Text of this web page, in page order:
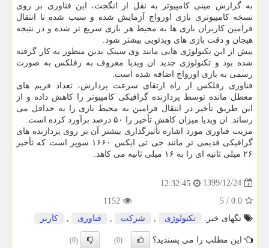
به گزارش مینی کامپیوتر به نقل از انگجت، این فناوری بر روی
نسخه کامپیوتری بازی اورواچ آزمایش شده و سبب شده تا انتقال
فرامین کاربران بازی ها به محیط هر بازی سریع تر شده و در نتیجه
هیجان و دقت بازی های ویدئویی بیشتر شود.
پیش از این تکنولوژی هایی مانند وی سینک بدین منظور به کار گرفته
شده بود و تکنولوژی جدید ان ویدیا معروف به رفلکس به صورت
رسمی به بازی اورواچ اضافه شده است.
فناوری رفلکس از راه ارتقای سرعت پردازش، تعداد فریم های
معطل مانده توسط پردازنده گرافیکی کامپیوتر را کاهش داده و از
این طریق تأخیر در انتقال فرامین به محیط بازی را به حداقل می
رساند. ان ویدیا میزان کاهش تأخیر را ۵۰ درصد برآورد کرده است.
مزیت فناوری مورد اشاره تأثیرگذاری بیشتر آن بر روی پردازنده های
گرافیکی قدیمی تر مانند جی تی ایکس ۱۶۶۰ سوپر است که تأخیر
۲۶ میلی ثانیه ای را به ۱۶ میلی ثانیه می کاهد.
1399/12/24
12:32:45
0.0
/
5
1152
تگهای خبر:
تكنولوژی شركت فناوری كاربر
این مطلب را می پسندید؟ (0)
(0)